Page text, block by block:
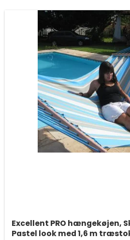
Excellent PRO hængekøjen,
Pastel look med 1,6 m